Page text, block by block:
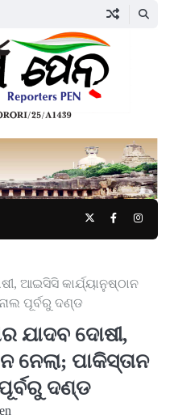
TwitterFacebook
ଆଇସିସି କାର୍ଯ୍ୟାନୁଷ୍ଠାନ
ପୂର୍ବରୁ ଦଣ୍ଡ
ଯାଦବ ଦୋଷୀ,
ନେଲା; ପାକିସ୍ତାନ
ଦଣ୍ଡ